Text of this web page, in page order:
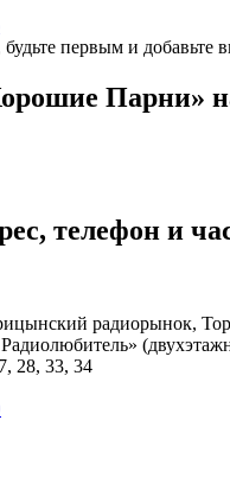
первым и добавьте
Парни»
телефон и
радиорынок,
28, 33, 34